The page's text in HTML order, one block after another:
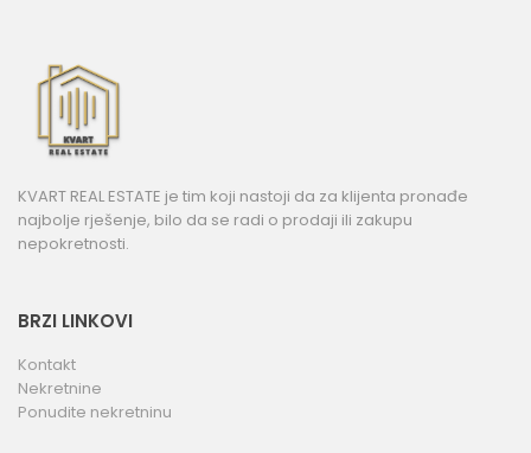
KVART REAL ESTATE je tim koji nastoji da za klijenta pronađe
najbolje rješenje, bilo da se radi o prodaji ili zakupu
nepokretnosti.
BRZI LINKOVI
Kontakt
Nekretnine
Ponudite nekretninu